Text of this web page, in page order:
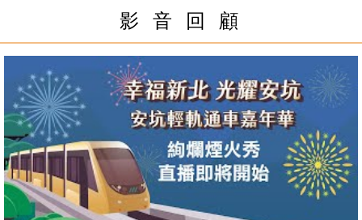
影 音 回 顧